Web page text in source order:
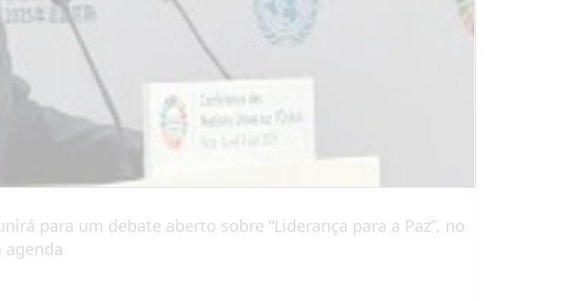
para um debate aberto sobre “Liderança para a Paz”, no